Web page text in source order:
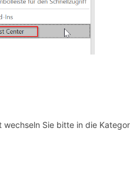
wechseln Sie bitte in die